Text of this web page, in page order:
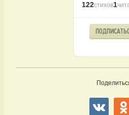
122стихов1